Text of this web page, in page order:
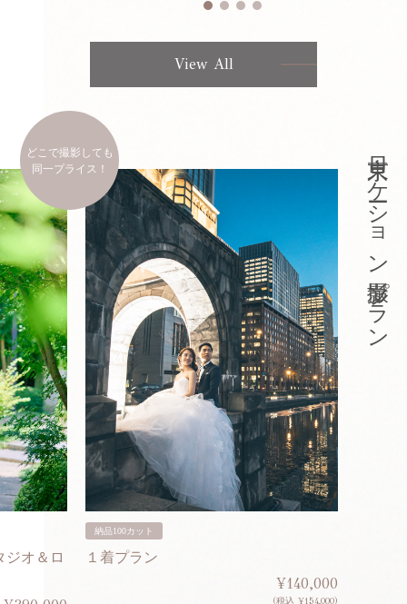
View All
どこで撮影しても
同一プライス！
ジオ＆ロ
納品100カット
１着プラン
¥140,000
(税込 ¥154,000)
東京ロケーション撮影プラン